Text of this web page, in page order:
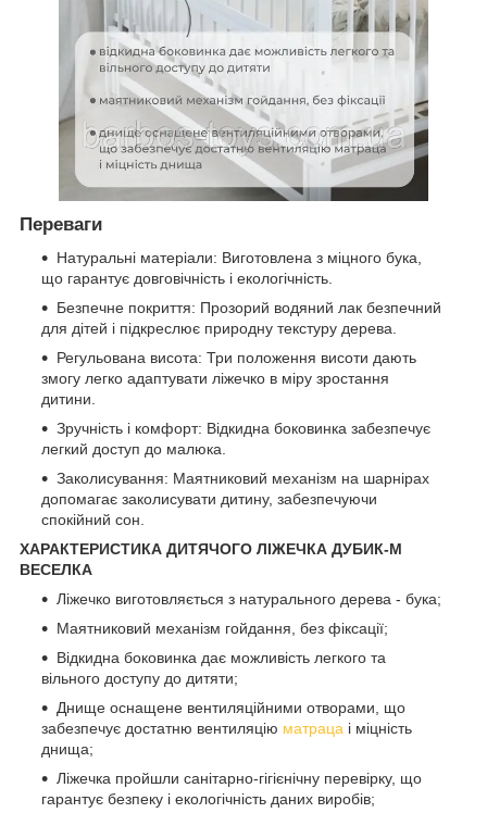
Переваги
Натуральні матеріали: Виготовлена з міцного бука,
що гарантує довговічність і екологічність.
Безпечне покриття: Прозорий водяний лак безпечний
для дітей і підкреслює природну текстуру дерева.
Регульована висота: Три положення висоти дають
змогу легко адаптувати ліжечко в міру зростання
дитини.
Зручність і комфорт: Відкидна боковинка забезпечує
легкий доступ до малюка.
Заколисування: Маятниковий механізм на шарнірах
допомагає заколисувати дитину, забезпечуючи
спокійний сон.
ХАРАКТЕРИСТИКА ДИТЯЧОГО ЛІЖЕЧКА ДУБИК-М
ВЕСЕЛКА
Ліжечко виготовляється з натурального дерева - бука;
Маятниковий механізм гойдання, без фіксації;
Відкидна боковинка дає можливість легкого та
вільного доступу до дитяти;
Днище оснащене вентиляційними отворами, що
забезпечує достатню вентиляцію матраца і міцність
днища;
Ліжечка пройшли санітарно-гігієнічну перевірку, що
гарантує безпеку і екологічність даних виробів;